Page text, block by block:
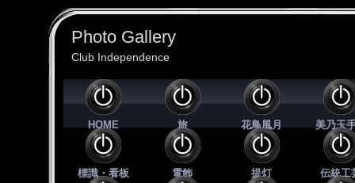
Photo Gallery
Club Independence
HOME 旅 花鳥風月 美乃玉
標識・看板 電飾 提灯 伝統工